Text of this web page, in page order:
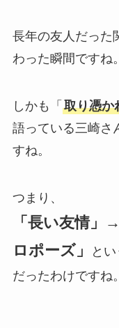
長年の友人だった
わった瞬間ですね。
しかも「 取り憑か
語っている三崎さ
すね。
つまり、
「長い友情
ロポーズ」
と
だったわけですね。